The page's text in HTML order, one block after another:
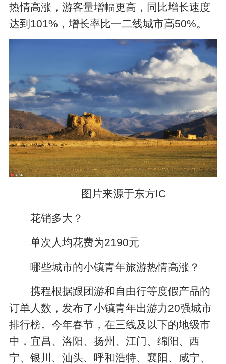
热情高涨，游客量增幅更高，同比增长速度
达到101%，增长率比一二线城市高50%。
图片来源于东方IC
花销多大？
单次人均花费为2190元
哪些城市的小镇青年旅游热情高涨？
携程根据跟团游和自由行等度假产品的
订单人数，发布了小镇青年出游力20强城市
排行榜。今年春节，在三线及以下的地级市
中，宜昌、洛阳、扬州、江门、绵阳、西
宁、银川、汕头、呼和浩特、襄阳、咸宁、